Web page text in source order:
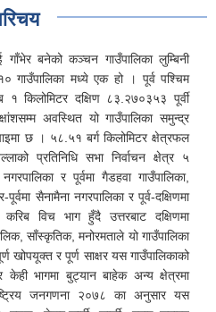
बनेको कञ्चन गाउँपालिका लुम्बिनी
गाउँपालिका मध्ये एक हो । पूर्व पश्चिम
१ किलोमिटर दक्षिण ८३.२७०३५३ पूर्वी
अवस्थित यो गाउँपालिका समुन्द्र
छ । ५८.५१ बर्ग किलोमिटर क्षेत्रफल
प्रतिनिधि सभा निर्वाचन क्षेत्र ५
र पूर्वमा गैडहवा गाउँपालिका,
सैनामैना नगरपालिका र पूर्व-दक्षिणमा
करिब विच भाग हुँदै उत्तरबाट दक्षिणमा
साँस्कृतिक, मनोरमताले यो गाउँपालिका
खोपयूक्त र पूर्ण साक्षर यस गाउँपालिकाको
केही भागमा बुट्यान बाहेक अन्य क्षेत्रमा
जनगणना २०७८ का अनुसार यस